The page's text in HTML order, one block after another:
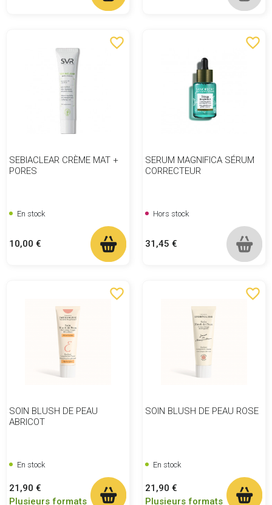
favorite_border
SEBIACLEAR CRÈME MAT +
PORES
En stock
Prix
10,00 €
favorite_border
SERUM MAGNIFICA SÉRUM
CORRECTEUR
Hors stock
Prix
31,45 €
favorite_border
SOIN BLUSH DE PEAU
ABRICOT
En stock
Prix
21,90 €
Plusieurs formats
favorite_border
SOIN BLUSH DE PEAU ROSE
En stock
Prix
21,90 €
Plusieurs formats